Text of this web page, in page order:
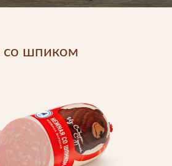
то новенькое
со шпиком